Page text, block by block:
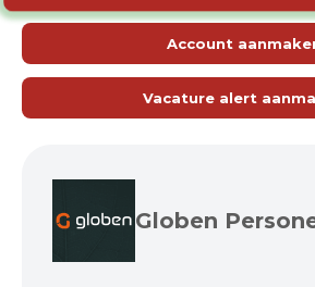
Account
Vacature alert
Globen